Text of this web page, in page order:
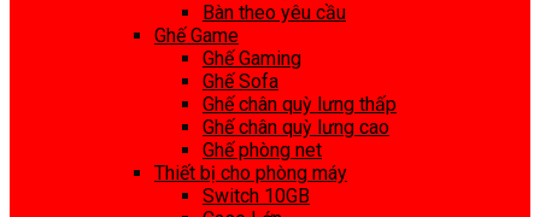
Bàn theo yêu cầu
Ghế Game
Ghế Gaming
Ghế Sofa
Ghế chân quỳ lưng thấp
Ghế chân quỳ lưng cao
Ghế phòng net
Thiết bị cho phòng máy
Switch 10GB